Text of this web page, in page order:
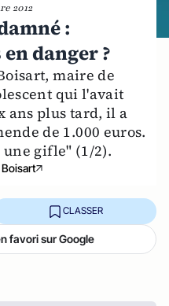
2012
:
danger ?
maire de
qui l'avait
ans plus tard, il a
de 1.000 euros.
une gifle" (1/2).
CLASSER
favori sur Google